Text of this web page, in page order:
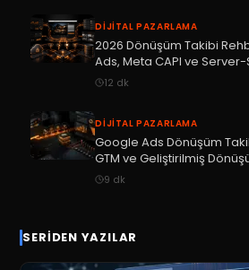
DIJITAL PAZARLAMA
2026 Dönüşüm Takibi
Ads, Meta CAPI ve
12 dk
DIJITAL PAZARLAMA
Google Ads Dönüşüm
GTM ve Geliştirilmiş
9 dk
SERIDEN YAZILAR